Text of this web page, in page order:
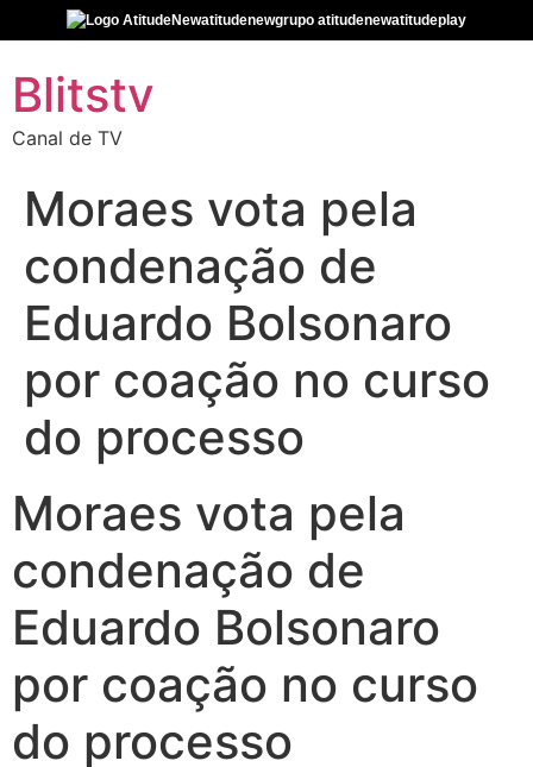
Blitstv
Canal de TV
Moraes vota pela
condenação de
Eduardo Bolsonaro
por coação no curso
do processo
Moraes vota pela
condenação de
Eduardo Bolsonaro
por coação no curso
do processo
atitudenewgrupo atitudenewatitudeplay